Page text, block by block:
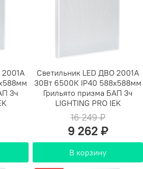
3ч
Светильник LED ДВО 2001A
30Вт 6500К IP40 588х588мм
Грильято призма БАП 3ч
LIGHTING PRO IEK
16 249 ₽
9 262 ₽
В корзину